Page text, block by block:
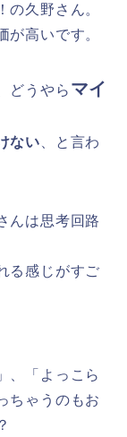
の久野さん。
が高いです。
どうやら マイ
ない 、と言わ
んは思考回路
る感じがすご
、「よっこら
ちゃうのもお